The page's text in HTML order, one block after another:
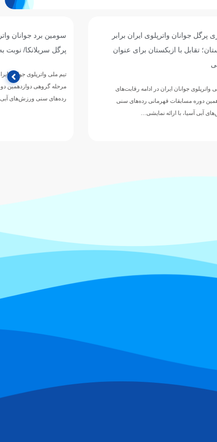
برابر
عنوان
سنی
سومین برد جوانان واترپلوی ایران با شکست
پرگل سریلانکا/ نوبت به قزاقستان رسید
تیم ملی واترپلوی جوانان ایران در چهارمین دیدار خود از
مرحله گروهی دوازدهمین دوره مسابقات قهرمانی
رده‌های سنی ورزش‌های آبی…